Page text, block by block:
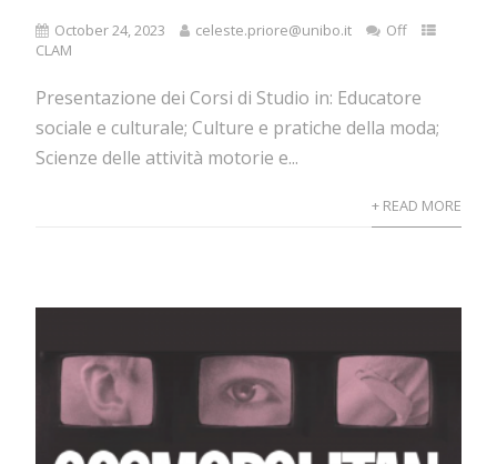
October 24, 2023 celeste.priore@unibo.it
Off
CLAM
Presentazione dei Corsi di Studio in: Educatore
sociale e culturale; Culture e pratiche della moda;
Scienze delle attività motorie e...
+ READ MORE